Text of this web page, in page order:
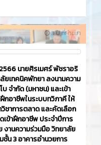
3 ปี ที่ผ่านมา
นายศิรเมศร์ พัชราอริ
ยเทคนิคพัทยา ลงนามความ
จำกัด (มหาชน) และเข้า
กอาชีพในระบบทวิภาคี ให้
ชาการตลาด และคัดเลือก
ข้าฝึกอาชีพ ประจำปีการ
งานความร่วมมือ วิทยาลัย
น 3 อาคารอำนวยการ